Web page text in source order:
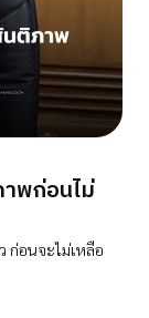
พก่อนไม่
ก่อนจะไม่เหลือ